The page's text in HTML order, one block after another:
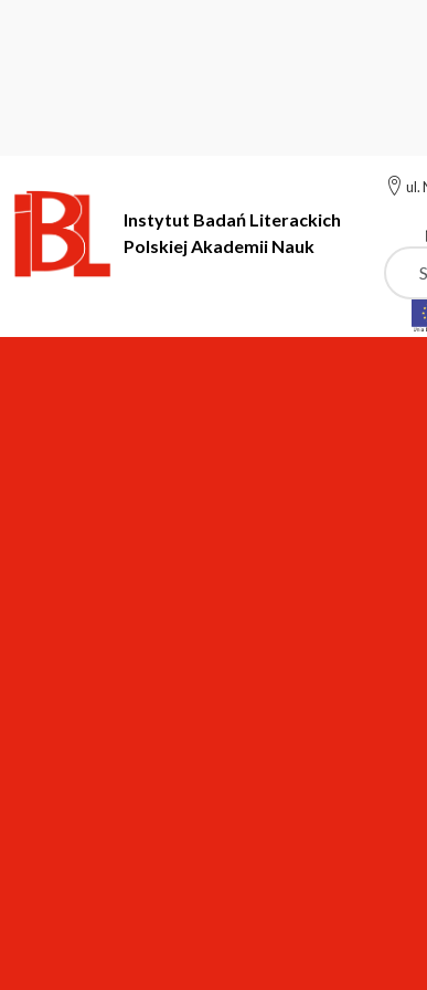
Instytut Badań Literackich
Polskiej Akademii Nauk
ul.
Szukaj
Instytut Badań Literackich Polskiej Akademii Nauk
NUMER SPECJALNY